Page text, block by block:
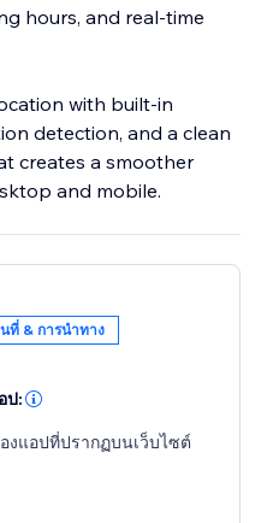
hours, and real-time
with built-in
detection, and a clean
creates a smoother
and mobile.
pages, regions,
events, or any
from a simple,
ที่ & การนำทาง
ป:
งแอปที่ปรากฏบนเว็บไซต์